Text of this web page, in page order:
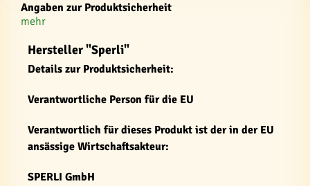
Angaben zur Produktsicherheit
mehr
Hersteller "Sperli"
Details zur Produktsicherheit:
Verantwortliche Person für die EU
Verantwortlich für dieses Produkt ist der in der EU
ansässige Wirtschaftsakteur:
SPERLI GmbH